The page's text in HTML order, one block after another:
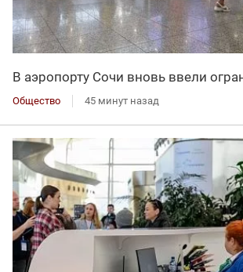
В аэропорту Сочи вновь ввели
Общество 45 минут назад